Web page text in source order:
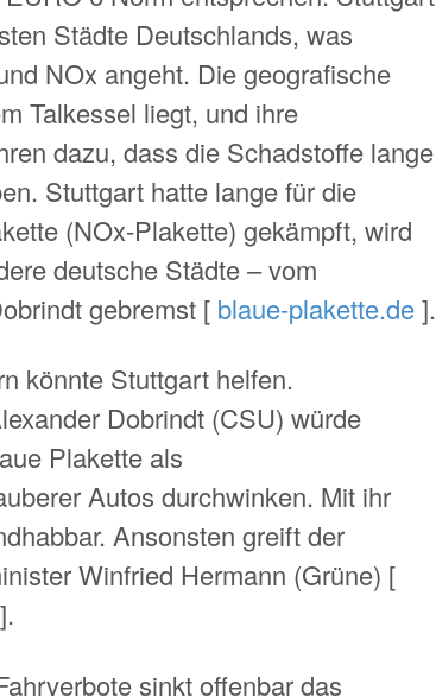
Städte Deutschlands, was
NOx angeht. Die geografische
Talkessel liegt, und ihre
dazu, dass die Schadstoffe lange
Stuttgart hatte lange für die
(NOx-Plakette) gekämpft, wird
deutsche Städte – vom
gebremst [ blaue-plakette.de].
könnte Stuttgart helfen.
Dobrindt (CSU) würde
Plakette als
Autos durchwinken. Mit ihr
Ansonsten greift der
Winfried Hermann (Grüne) [
].
sinkt offenbar das